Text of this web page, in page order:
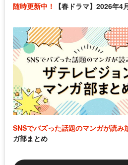
随時更新中！ 【春ドラマ】2026年
SNSでバズった話題のマンガが読み
ガ部まとめ